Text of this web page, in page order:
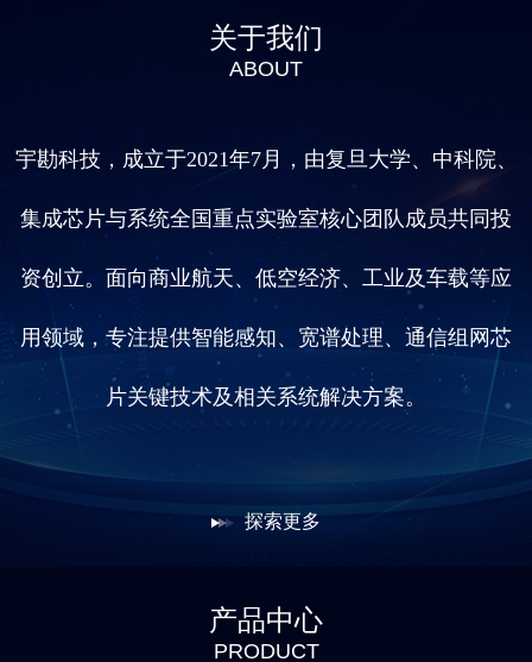
关于我们
ABOUT
宇勘科技，成立于2021年7月，由复旦大学、中科院、
集成芯片与系统全国重点实验室核心团队成员共同投
资创立。面向商业航天、低空经济、工业及车载等应
用领域，专注提供智能感知、宽谱处理、通信组网芯
片关键技术及相关系统解决方案。
探索更多
产品中心
PRODUCT